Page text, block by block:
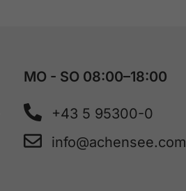
MO - SO 08:00–18:00
+43 5 95300-0
info@achensee.com